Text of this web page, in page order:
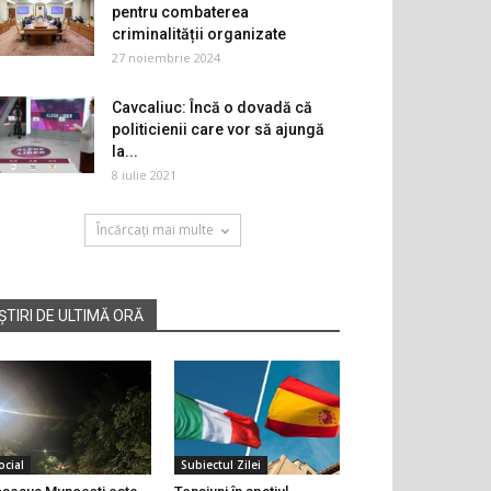
pentru combaterea
criminalității organizate
27 noiembrie 2024
Cavcaliuc: Încă o dovadă că
politicienii care vor să ajungă
la...
8 iulie 2021
Încărcați mai multe
DE ULTIMĂ ORĂ
Subiectul Zilei